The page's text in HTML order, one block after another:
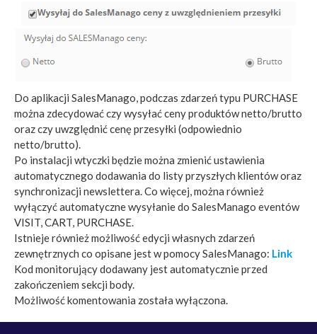
Do aplikacji SalesManago, podczas zdarzeń typu PURCHASE
można zdecydować czy wysyłać ceny produktów netto/brutto
oraz czy uwzględnić cenę przesyłki (odpowiednio
netto/brutto).
Po instalacji wtyczki będzie można zmienić ustawienia
automatycznego dodawania do listy przyszłych klientów oraz
synchronizacji newslettera. Co więcej, można również
wyłączyć automatyczne wysyłanie do SalesManago eventów
VISIT, CART, PURCHASE.
Istnieje również możliwość edycji własnych zdarzeń
zewnętrznych co opisane jest w pomocy SalesManago: Link
Kod monitorujący dodawany jest automatycznie przed
zakończeniem sekcji body.
Możliwość komentowania została wyłączona.